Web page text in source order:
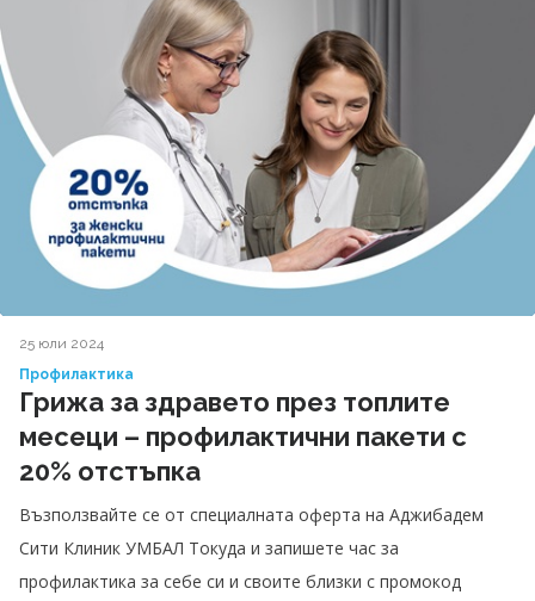
25 юли 2024
Профилактика
Грижа за здравето през топлите
месеци – профилактични пакети с
20% отстъпка
Възползвайте се от специалната оферта на Аджибадем
Сити Клиник УМБАЛ Токуда и запишете час за
профилактика за себе си и своите близки с промокод